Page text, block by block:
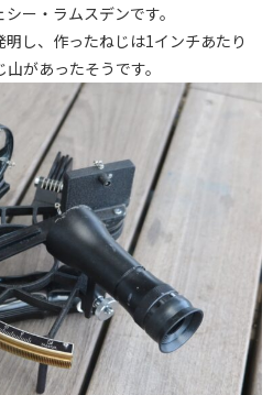
ー・ラムスデンです。
し、作ったねじは1インチあたり
があったそうです。